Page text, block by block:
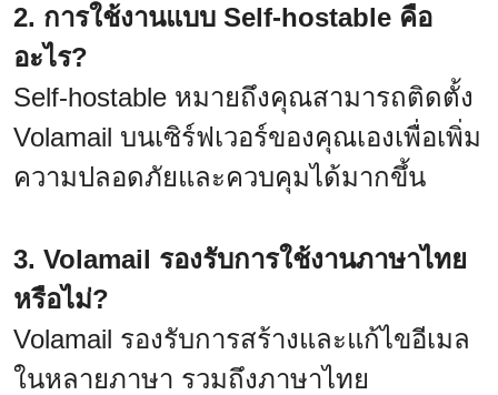
2. การใช้งานแบบ Self-hostable คือ
อะไร?
Self-hostable หมายถึงคุณสามารถติดตั้ง
Volamail บนเซิร์ฟเวอร์ของคุณเองเพื่อเพิ่ม
ความปลอดภัยและควบคุมได้มากขึ้น
3. Volamail รองรับการใช้งานภาษาไทย
หรือไม่?
Volamail รองรับการสร้างและแก้ไขอีเมล
ในหลายภาษา รวมถึงภาษาไทย